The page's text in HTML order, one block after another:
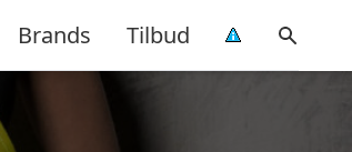
Brands Tilbud